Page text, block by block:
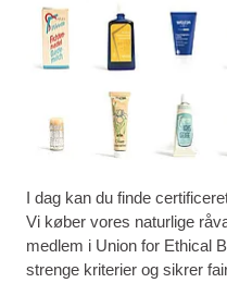
I dag kan du finde
Vi køber vores naturlige
medlem i Union for Ethical
strenge kriterier og sikrer